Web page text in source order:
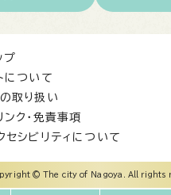
プ
について
取り扱い
ンク・免責事項
セシビリティについて
© The city of Nagoya. All rights